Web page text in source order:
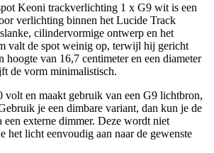
Keoni trackverlichting 1 x G9 wit is een
verlichting binnen het Lucide Track
cilindervormige ontwerp en het
valt de spot weinig op, terwijl hij gericht
hoogte van 16,7 centimeter en een diameter
de vorm minimalistisch.
volt en maakt gebruik van een G9 lichtbron,
je een dimbare variant, dan kun je de
een externe dimmer. Deze wordt niet
het licht eenvoudig aan naar de gewenste